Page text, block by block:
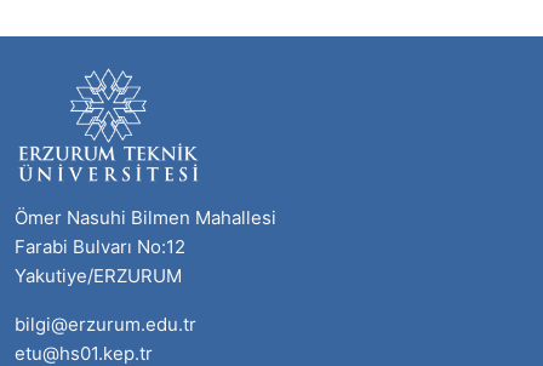
Ömer Nasuhi Bilmen Mahallesi
Farabi Bulvarı No:12
Yakutiye/ERZURUM
bilgi@erzurum.edu.tr
etu@hs01.kep.tr